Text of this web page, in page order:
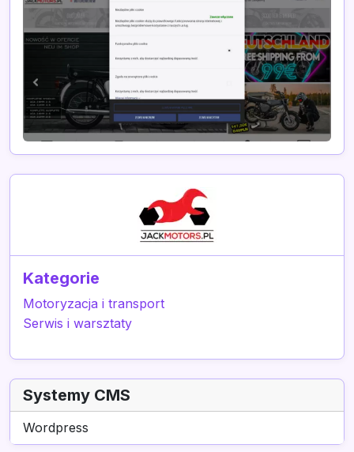
Kategorie
Motoryzacja i transport
Serwis i warsztaty
Systemy CMS
Wordpress